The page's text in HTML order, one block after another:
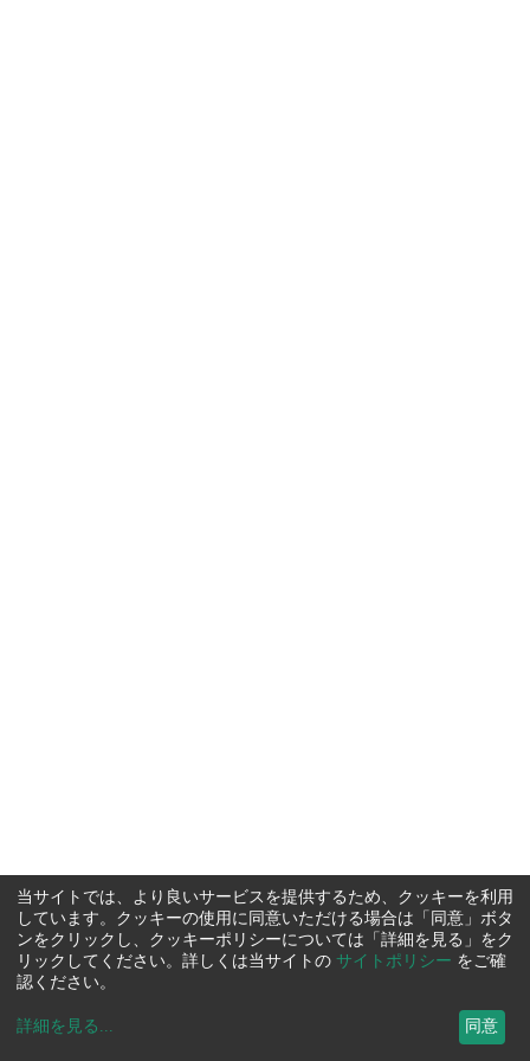
当サイトでは、より良いサービスを提供するため、クッキーを利用
しています。クッキーの使用に同意いただける場合は「同意」ボタ
ンをクリックし、クッキーポリシーについては「詳細を見る」をク
リックしてください。詳しくは当サイトの サイトポリシー をご確
認ください。
詳細を見る ... 同意